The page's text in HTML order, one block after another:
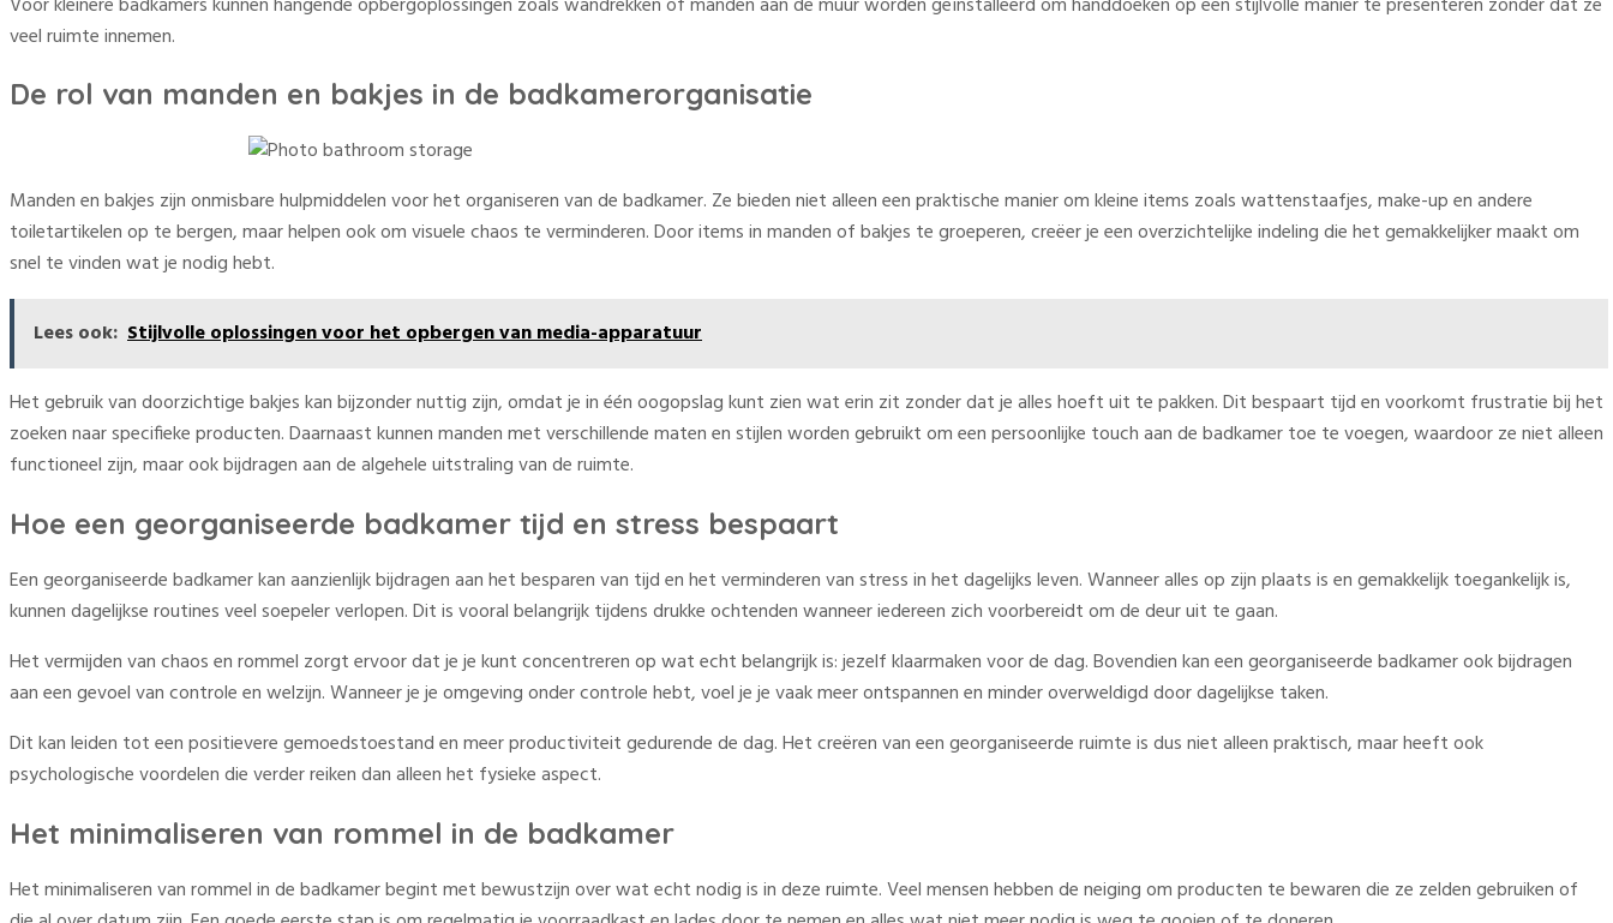
veel ruimte innemen.
De rol van manden en bakjes in de badkamerorganisatie
Manden en bakjes zijn onmisbare hulpmiddelen voor het organiseren van de badkamer. Ze bieden niet alleen een praktische manier om kleine items zoals wattenstaafjes, make-up en andere
toiletartikelen op te bergen, maar helpen ook om visuele chaos te verminderen. Door items in manden of bakjes te groeperen, creëer je een overzichtelijke indeling die het gemakkelijker maakt om
snel te vinden wat je nodig hebt.
Lees ook: Stijlvolle oplossingen voor het opbergen van media-apparatuur
Het gebruik van doorzichtige bakjes kan bijzonder nuttig zijn, omdat je in één oogopslag kunt zien wat erin zit zonder dat je alles hoeft uit te pakken. Dit bespaart tijd en voorkomt frustratie bij het
zoeken naar specifieke producten. Daarnaast kunnen manden met verschillende maten en stijlen worden gebruikt om een persoonlijke touch aan de badkamer toe te voegen, waardoor ze niet alleen
functioneel zijn, maar ook bijdragen aan de algehele uitstraling van de ruimte.
Hoe een georganiseerde badkamer tijd en stress bespaart
Een georganiseerde badkamer kan aanzienlijk bijdragen aan het besparen van tijd en het verminderen van stress in het dagelijks leven. Wanneer alles op zijn plaats is en gemakkelijk toegankelijk is,
kunnen dagelijkse routines veel soepeler verlopen. Dit is vooral belangrijk tijdens drukke ochtenden wanneer iedereen zich voorbereidt om de deur uit te gaan.
Het vermijden van chaos en rommel zorgt ervoor dat je je kunt concentreren op wat echt belangrijk is: jezelf klaarmaken voor de dag. Bovendien kan een georganiseerde badkamer ook bijdragen
aan een gevoel van controle en welzijn. Wanneer je je omgeving onder controle hebt, voel je je vaak meer ontspannen en minder overweldigd door dagelijkse taken.
Dit kan leiden tot een positievere gemoedstoestand en meer productiviteit gedurende de dag. Het creëren van een georganiseerde ruimte is dus niet alleen praktisch, maar heeft ook
psychologische voordelen die verder reiken dan alleen het fysieke aspect.
Het minimaliseren van rommel in de badkamer
Het minimaliseren van rommel in de badkamer begint met bewustzijn over wat echt nodig is in deze ruimte. Veel mensen hebben de neiging om producten te bewaren die ze zelden gebruiken of